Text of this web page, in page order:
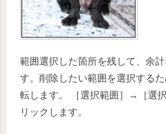
範囲選択した箇所を残して、余
す。削除したい範囲を選択する
転します。 ［選択範囲］→［選
リックします。